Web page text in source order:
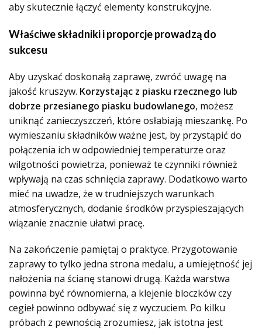
aby skutecznie łączyć elementy konstrukcyjne.
Właściwe składniki i proporcje prowadzą do
sukcesu
Aby uzyskać doskonałą zaprawę, zwróć uwagę na
jakość kruszyw. Korzystając z piasku rzecznego lub
dobrze przesianego piasku budowlanego, możesz
uniknąć zanieczyszczeń, które osłabiają mieszankę. Po
wymieszaniu składników ważne jest, by przystąpić do
połączenia ich w odpowiedniej temperaturze oraz
wilgotności powietrza, ponieważ te czynniki również
wpływają na czas schnięcia zaprawy. Dodatkowo warto
mieć na uwadze, że w trudniejszych warunkach
atmosferycznych, dodanie środków przyspieszających
wiązanie znacznie ułatwi pracę.
Na zakończenie pamiętaj o praktyce. Przygotowanie
zaprawy to tylko jedna strona medalu, a umiejętność jej
nałożenia na ścianę stanowi drugą. Każda warstwa
powinna być równomierna, a klejenie bloczków czy
cegieł powinno odbywać się z wyczuciem. Po kilku
próbach z pewnością zrozumiesz, jak istotna jest